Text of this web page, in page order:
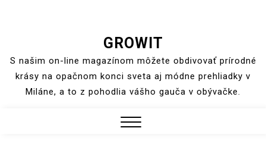
content
GROWIT
S našim on-line magazínom môžete obdivovať prírodné
krásy na opačnom konci sveta aj módne prehliadky v
Miláne, a to z pohodlia vášho gauča v obývačke.